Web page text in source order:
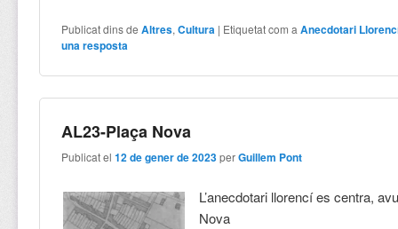
Publicat dins de Altres,Cultura | Etiquetat com a Anecdotari
una resposta
AL23-Plaça Nova
Publicat el12 de gener de 2023 perGuillem Pont
L’anecdotari llorencí es centra,
Nova